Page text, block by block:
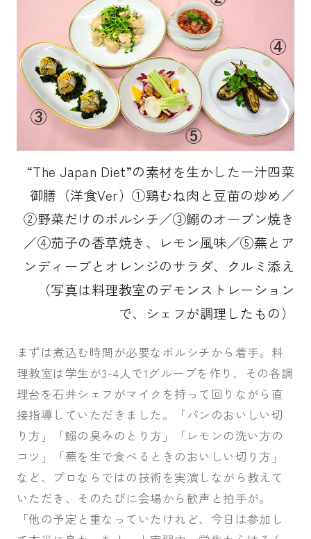
“The Japan Diet”の素材を生かした一汁四菜
御膳（洋食Ver）①鶏むね肉と豆苗の炒め／
②野菜だけのボルシチ／③鰯のオーブン焼き
／④茄子の香草焼き、レモン風味／⑤蕪とア
ンディーブとオレンジのサラダ、クルミ添え
（写真は料理教室のデモンストレーション
で、シェフが調理したもの）
まずは煮込む時間が必要なボルシチから着手。料
理教室は学生が3-4人で1グループを作り、その各調
理台を石井シェフがマイクを持って回りながら直
接指導していただきました。「パンのおいしい切
り方」「鰯の臭みのとり方」「レモンの洗い方の
コツ」「蕪を生で食べるときのおいしい切り方」
など、プロならではの技術を実演しながら教えて
いただき、そのたびに会場から歓声と拍手が。
「他の予定と重なっていたけれど、今日は参加し